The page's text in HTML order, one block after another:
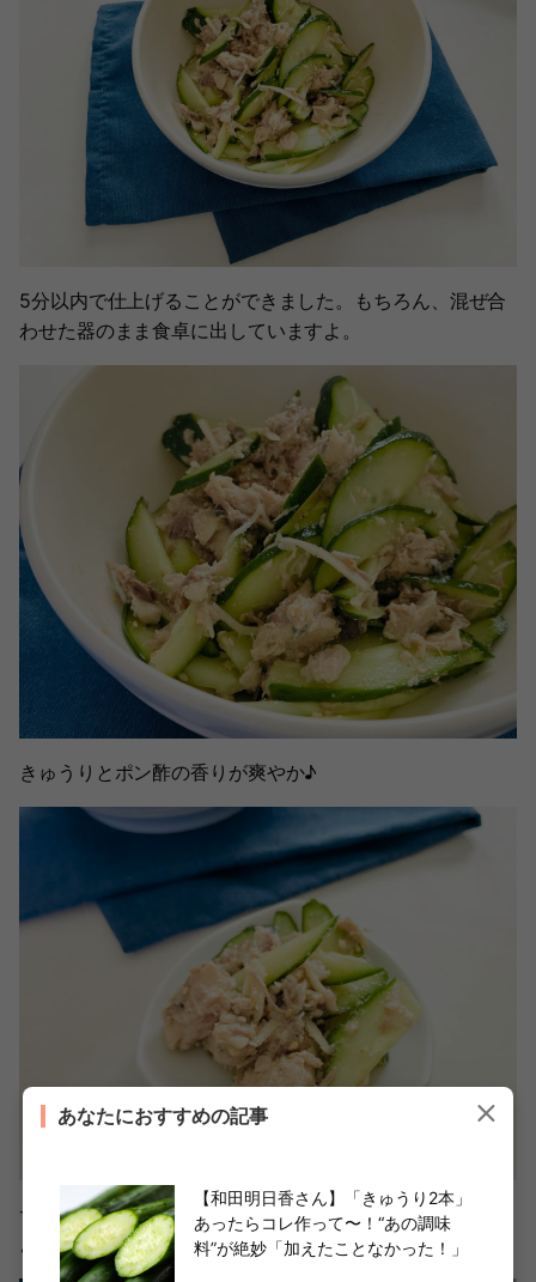
5分以内で仕上げることができました。もちろん、混ぜ合
わせた器のまま食卓に出していますよ。
きゅうりとポン酢の香りが爽やか♪
サバ缶で、手軽にたんぱく質が摂れるのもありがたいです
よね～。
あなたにおすすめの記事
【和田明日香さん】「きゅうり2本」
あったらコレ作って〜！“あの調味
料”が絶妙「加えたことなかった！」